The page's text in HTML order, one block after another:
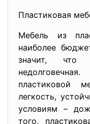
Пластиковая
Мебель из
наиболее
значит, что
пластиковой
легкость,
условиям –
того,